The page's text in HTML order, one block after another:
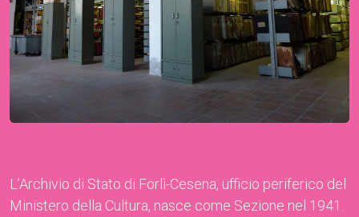
L’Archivio di Stato di Forlì-Cesena, ufficio periferico del
Ministero della Cultura, nasce come Sezione nel 1941.